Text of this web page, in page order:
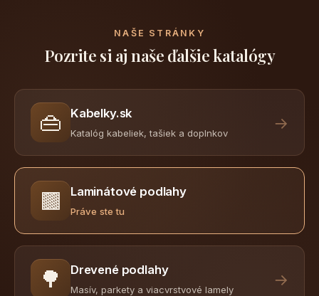
NAŠE STRÁNKY
Pozrite si aj naše ďalšie katalógy
👜 Kabelky.sk
Katalóg kabeliek, tašiek a doplnkov
→
🟫 Laminátové podlahy
Práve ste tu
🌳 Drevené podlahy
Masív, parkety a viacvrstvové lamely
→